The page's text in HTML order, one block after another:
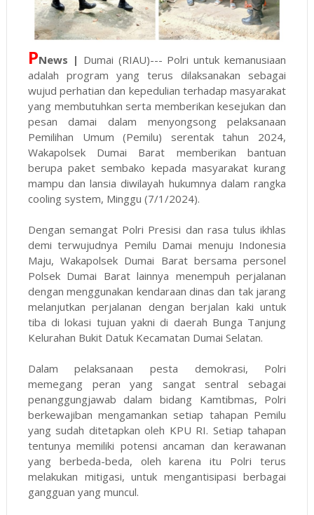
PNews | Dumai (RIAU)--- Polri untuk kemanusiaan
adalah program yang terus dilaksanakan sebagai
wujud perhatian dan kepedulian terhadap masyarakat
yang membutuhkan serta memberikan kesejukan dan
pesan damai dalam menyongsong pelaksanaan
Pemilihan Umum (Pemilu) serentak tahun 2024,
Wakapolsek Dumai Barat memberikan bantuan
berupa paket sembako kepada masyarakat kurang
mampu dan lansia diwilayah hukumnya dalam rangka
cooling system, Minggu (7/1/2024).
Dengan semangat Polri Presisi dan rasa tulus ikhlas
demi terwujudnya Pemilu Damai menuju Indonesia
Maju, Wakapolsek Dumai Barat bersama personel
Polsek Dumai Barat lainnya menempuh perjalanan
dengan menggunakan kendaraan dinas dan tak jarang
melanjutkan perjalanan dengan berjalan kaki untuk
tiba di lokasi tujuan yakni di daerah Bunga Tanjung
Kelurahan Bukit Datuk Kecamatan Dumai Selatan.
Dalam pelaksanaan pesta demokrasi, Polri
memegang peran yang sangat sentral sebagai
penanggungjawab dalam bidang Kamtibmas, Polri
berkewajiban mengamankan setiap tahapan Pemilu
yang sudah ditetapkan oleh KPU RI. Setiap tahapan
tentunya memiliki potensi ancaman dan kerawanan
yang berbeda-beda, oleh karena itu Polri terus
melakukan mitigasi, untuk mengantisipasi berbagai
gangguan yang muncul.